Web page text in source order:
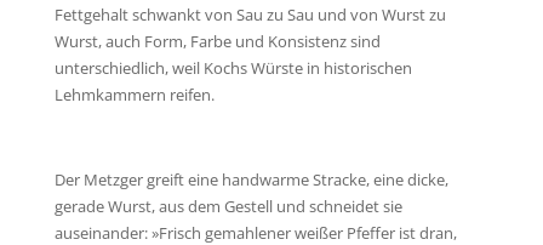
Fettgehalt schwankt von Sau zu Sau und von Wurst zu
Wurst, auch Form, Farbe und Konsistenz sind
unterschiedlich, weil Kochs Würste in historischen
Lehmkammern reifen.
Der Metzger greift eine handwarme Stracke, eine dicke,
gerade Wurst, aus dem Gestell und schneidet sie
auseinander: »Frisch gemahlener weißer Pfeffer ist dran,